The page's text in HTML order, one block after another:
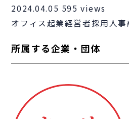
2024.04.05 595 views
オフィス起業経営者採用人事
所属する企業・団体